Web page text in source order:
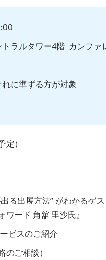
ラルタワー4階 カンファ
に準ずる方が対象
定）
る出展方法” がわかるゲ
ード 角舘 里沙氏』
ビスのご紹介
ご相談）